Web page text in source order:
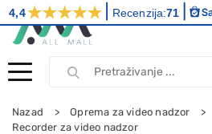
Nazad
Oprema za video nadzor
Recorder za video nadzor
4,4 Recenzija:71